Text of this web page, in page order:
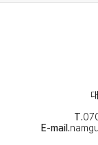
T.
E-mail.